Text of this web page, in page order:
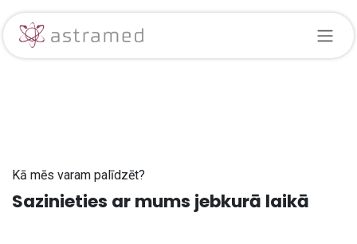
Skip to Content
Kā mēs varam palīdzēt?
Sazinieties ar mums jebkurā laikā